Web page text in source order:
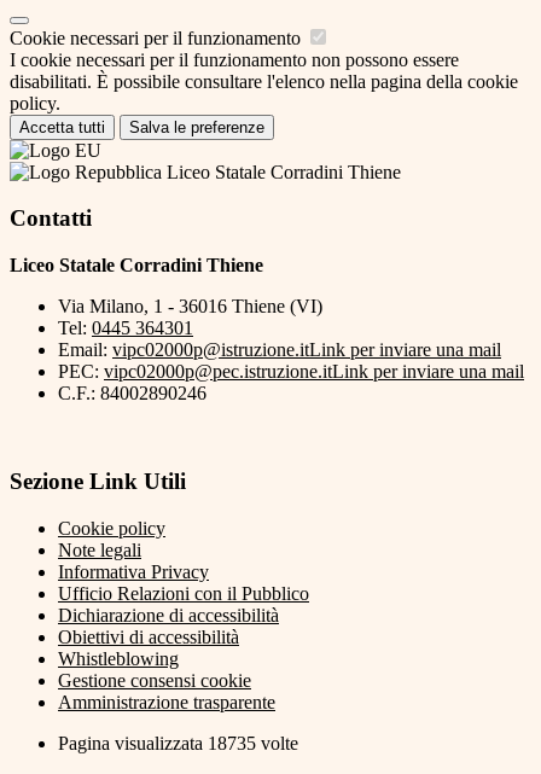
Cookie necessari per il funzionamento
I cookie necessari per il funzionamento non possono essere
disabilitati. È possibile consultare l'elenco nella pagina della cookie
policy.
Accetta tutti Salva le preferenze
Liceo Statale Corradini Thiene
Contatti
Liceo Statale Corradini Thiene
Via Milano, 1 - 36016 Thiene (VI)
Tel: 0445 364301
Email: vipc02000p@istruzione.itLink per inviare una mail
PEC: vipc02000p@pec.istruzione.itLink per inviare una mail
C.F.: 84002890246
Sezione Link Utili
Cookie policy
Note legali
Informativa Privacy
Ufficio Relazioni con il Pubblico
Dichiarazione di accessibilità
Obiettivi di accessibilità
Whistleblowing
Gestione consensi cookie
Amministrazione trasparente
Pagina visualizzata 18735 volte